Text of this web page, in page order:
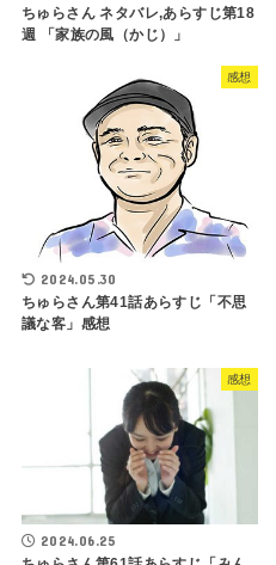
ちゅらさん ネタバレ,あらすじ第18
週 「家族の風（かじ）」
感想
2024.05.30
ちゅらさん第41話あらすじ「不思
議な客」感想
感想
2024.06.25